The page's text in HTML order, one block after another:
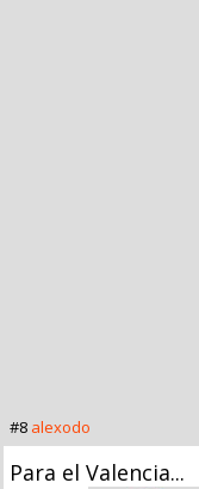
#8 alexodo
Para el Valencia...